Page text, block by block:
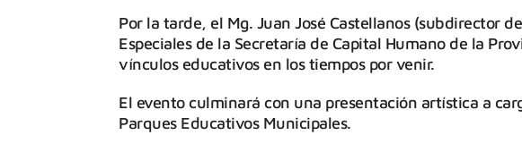
Por la tarde, el Mg. Juan José Castellanos (subdirector
Especiales de la Secretaría de Capital Humano de la
vínculos educativos en los tiempos por venir.
El evento culminará con una presentación artística a
Parques Educativos Municipales.